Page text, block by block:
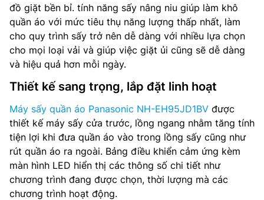
Chất liệu lồng sấy: Thép không gỉ
Loại máy: Công nghệ bơm nhiệt
Số chương trình hoạt động: 12 chương trình
Các chương trình: Cotton, Sấy nhanh, Sấy diệt khuẩn, Sấy
chăn, Đồ trẻ em, Sợi tổng hợp, Làm mới đồ len, Sấy khăn,
Áo sơ mi, Sấy khí nóng, Sấy khí mát.
Bảng điều khiển: Tiếng Việt, phím điều khiển cảm ứng, có
màn hình hiển thị
Kích thước (RxSxC): 598 x 654 x 841 mm
đồ giặt bền bỉ. tính năng sấy nâng niu giúp làm khô
quần áo với mức tiêu thụ năng lượng thấp nhất, làm
cho quy trình sấy trở nên dễ dàng với nhiều lựa chọn
cho mọi loại vải và giúp việc giặt ủi cũng sẽ dễ dàng
và hiệu quả hơn mỗi ngày.
Thiết kế sang trọng, lắp đặt linh hoạt
Máy sấy quần áo Panasonic NH-EH95JD1BV được
thiết kế máy sấy cửa trước, lồng ngang nhằm tăng tính
tiện lợi khi đưa quần áo vào trong lồng sấy cũng như
rút quần áo ra ngoài. Bảng điều khiển cảm ứng kèm
màn hình LED hiển thị các thông số chi tiết như
chương trình đang được chọn, thời lượng mà các
chương trình hoạt động.